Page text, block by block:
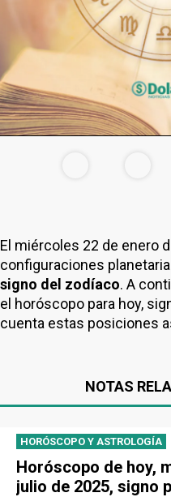
El miércoles 22 de enero
configuraciones
signo del zodíaco. A
el horóscopo para hoy,
cuenta estas posiciones
NOTAS
HORÓSCOPO Y ASTROLOGÍA
Horóscopo de hoy,
julio de 2025, signo